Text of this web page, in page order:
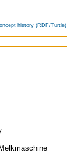
history (RDF/Turtle)